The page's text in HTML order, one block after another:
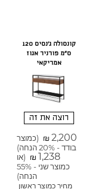
קונסולה ג'נסיס 120
ס"מ פורניר אגוז
אמריקאי
רוצה את זה
₪ 2,200
(כמוצר
בודד - 20% הנחה)
₪ 1,238
(או
כמוצר שני - 55%
הנחה)
מחיר כמוצר ראשון